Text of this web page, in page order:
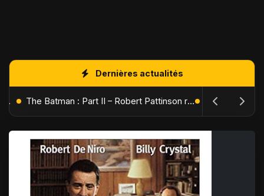
Dernières actualités
L'Âge de Glace : Le Réveil du Volcan – Manny, Sid et Diego de retour pour une aventure explosive The Batman : Part II – Robert Pattinson replonge dans les ténèbres de Gotham dès octobre 2027